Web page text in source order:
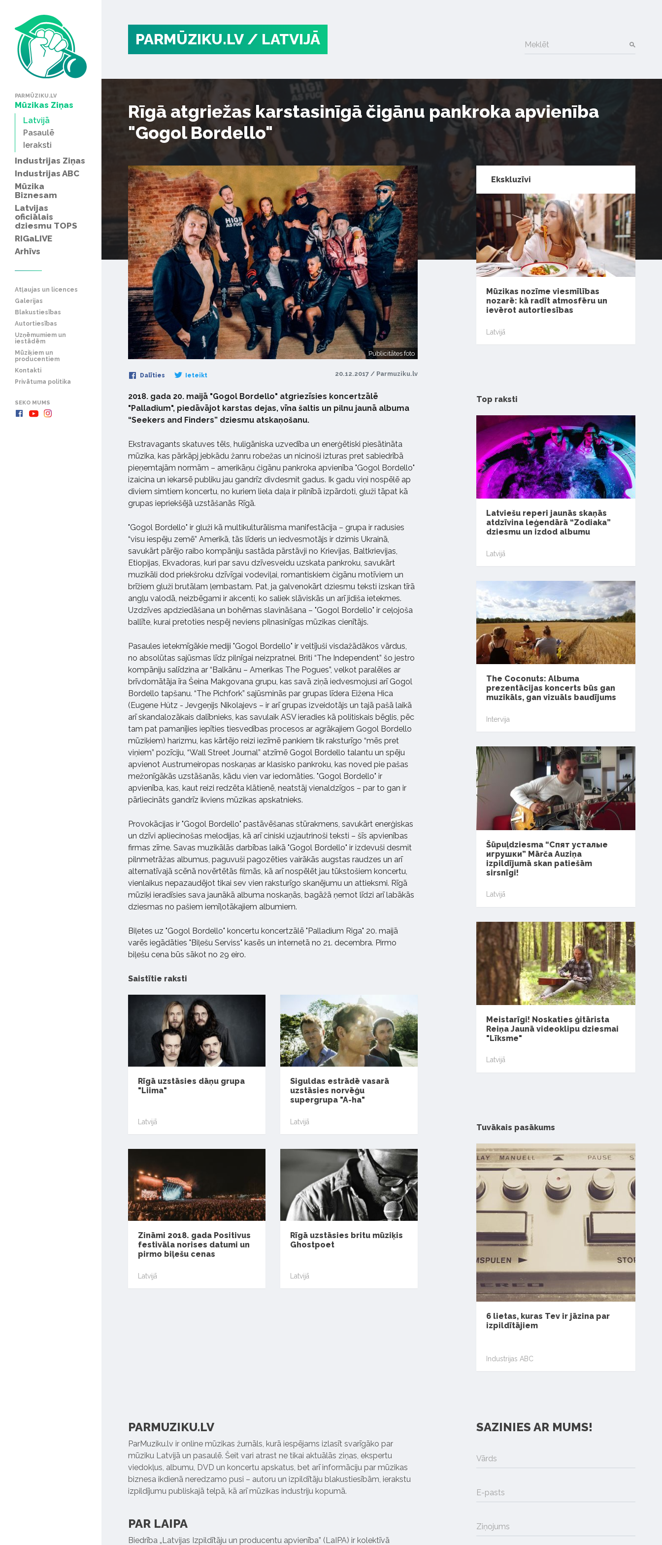
PARMŪZIKU.LV
Mūzikas Ziņas
Latvijā
Pasaulē
Ieraksti
Industrijas Ziņas
Industrijas ABC
Mūzika
Biznesam
Latvijas
oficiālais
dziesmu TOPS
RIGaLIVE
Arhīvs
Atļaujas un licences
Galerijas
Blakustiesības
Autortiesības
Uzņēmumiem un
iestādēm
Mūziķiem un
producentiem
Kontakti
Privātuma politika
SEKO MUMS
PARMŪZIKU.LV / LATVIJĀ Meklēt
Rīgā atgriežas karstasinīgā čigānu pankroka apvienība
"Gogol Bordello"
Publicitātes foto
Dalīties Ieteikt 20.12.2017 / Parmuziku.lv
2018. gada 20. maijā "Gogol Bordello" atgriezīsies koncertzālē
"Palladium", piedāvājot karstas dejas, vīna šaltis un pilnu jaunā albuma
“Seekers and Finders” dziesmu atskaņošanu.
Ekstravagants skatuves tēls, huligāniska uzvedība un enerģētiski piesātināta
mūzika, kas pārkāpj jebkādu žanru robežas un nicinoši izturas pret sabiedrībā
pieņemtajām normām – amerikāņu čigānu pankroka apvienība "Gogol Bordello"
izaicina un iekarsē publiku jau gandrīz divdesmit gadus. Ik gadu viņi nospēlē ap
diviem simtiem koncertu, no kuriem liela daļa ir pilnībā izpārdoti, gluži tāpat kā
grupas iepriekšējā uzstāšanās Rīgā.
"Gogol Bordello" ir gluži kā multikulturālisma manifestācija – grupa ir radusies
“visu iespēju zemē” Amerikā, tās līderis un iedvesmotājs ir dzimis Ukrainā,
savukārt pārējo raibo kompāniju sastāda pārstāvji no Krievijas, Baltkrievijas,
Etiopijas, Ekvadoras, kuri par savu dzīvesveidu uzskata pankroku, savukārt
muzikāli dod priekšroku dzīvīgai vodeviļai, romantiskiem čigānu motīviem un
brīžiem gluži brutālam ļembastam. Pat, ja galvenokārt dziesmu teksti izskan tīrā
angļu valodā, neizbēgami ir akcenti, ko saliek slāviskās un arī jidiša ietekmes.
Uzdzīves apdziedāšana un bohēmas slavināšana – "Gogol Bordello" ir ceļojoša
ballīte, kurai pretoties nespēj neviens pilnasinīgas mūzikas cienītājs.
Pasaules ietekmīgākie mediji "Gogol Bordello" ir veltījuši visdažādākos vārdus,
no absolūtas sajūsmas līdz pilnīgai neizpratnei. Briti “The Independent” šo jestro
kompāniju salīdzina ar “Balkānu – Amerikas The Pogues”, velkot paralēles ar
brīvdomātāja īra Šeina Makgovana grupu, kas savā ziņā iedvesmojusi arī Gogol
Bordello tapšanu. “The Pichfork” sajūsminās par grupas līdera Eižena Hica
(Eugene Hütz - Jevgeņijs Nikolajevs – ir arī grupas izveidotājs un tajā pašā laikā
arī skandalozākais dalībnieks, kas savulaik ASV ieradies kā politiskais bēglis, pēc
tam pat pamanījies iepīties tiesvedības procesos ar agrākajiem Gogol Bordello
mūziķiem) harizmu, kas kārtējo reizi iezīmē pankiem tik raksturīgo “mēs pret
viņiem” pozīciju, “Wall Street Journal” atzīmē Gogol Bordello talantu un spēju
apvienot Austrumeiropas noskaņas ar klasisko pankroku, kas noved pie pašas
mežonīgākās uzstāšanās, kādu vien var iedomāties. "Gogol Bordello" ir
apvienība, kas, kaut reizi redzēta klātienē, neatstāj vienaldzīgos – par to gan ir
pārliecināts gandrīz ikviens mūzikas apskatnieks.
Provokācijas ir "Gogol Bordello" pastāvēšanas stūrakmens, savukārt enerģiskas
un dzīvi apliecinošas melodijas, kā arī ciniski uzjautrinoši teksti – šīs apvienības
firmas zīme. Savas muzikālās darbības laikā "Gogol Bordello" ir izdevuši desmit
pilnmetrāžas albumus, paguvuši pagozēties vairākās augstas raudzes un arī
alternatīvajā scēnā novērtētās filmās, kā arī nospēlēt jau tūkstošiem koncertu,
vienlaikus nepazaudējot tikai sev vien raksturīgo skanējumu un attieksmi. Rīgā
mūziķi ieradīsies sava jaunākā albuma noskaņās, bagāžā ņemot līdzi arī labākās
dziesmas no pašiem iemīļotākajiem albumiem.
Biļetes uz "Gogol Bordello" koncertu koncertzālē "Palladium Riga" 20. maijā
varēs iegādāties "Biļešu Serviss" kasēs un internetā no 21. decembra. Pirmo
biļešu cena būs sākot no 29 eiro.
Saistītie raksti
Rīgā uzstāsies dāņu grupa
"Liima"
Latvijā
Siguldas estrādē vasarā
uzstāsies norvēģu
supergrupa "A-ha"
Latvijā
Zināmi 2018. gada Positivus
festivāla norises datumi un
pirmo biļešu cenas
Latvijā
Rīgā uzstāsies britu mūziķis
Ghostpoet
Latvijā
Ekskluzīvi
Mūzikas nozīme viesmīlības
nozarē: kā radīt atmosfēru un
ievērot autortiesības
Latvijā
Top raksti
Latviešu reperi jaunās skaņās
atdzīvina leģendārā “Zodiaka”
dziesmu un izdod albumu
Latvijā
The Coconuts: Albuma
prezentācijas koncerts būs gan
muzikāls, gan vizuāls baudījums
Intervija
Šūpuļdziesma “Спят усталые
игрушки” Mārča Auziņa
izpildījumā skan patiešām
sirsnīgi!
Latvijā
Meistarīgi! Noskaties ģitārista
Reiņa Jaunā videoklipu dziesmai
"Līksme"
Latvijā
Tuvākais pasākums
6 lietas, kuras Tev ir jāzina par
izpildītājiem
Industrijas ABC
PARMUZIKU.LV
ParMuziku.lv ir online mūzikas žurnāls, kurā iespējams izlasīt svarīgāko par
mūziku Latvijā un pasaulē. Šeit vari atrast ne tikai aktuālās ziņas, ekspertu
viedokļus, albumu, DVD un koncertu apskatus, bet arī informāciju par mūzikas
biznesa ikdienā neredzamo pusi – autoru un izpildītāju blakustiesībām, ierakstu
izpildījumu publiskajā telpā, kā arī mūzikas industriju kopumā.
PAR LAIPA
Biedrība „Latvijas Izpildītāju un producentu apvienība” (LaIPA) ir kolektīvā
SAZINIES AR MUMS!
Vārds
E-pasts
Ziņojums